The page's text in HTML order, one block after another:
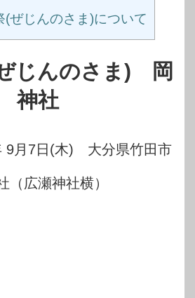
(ぜじんのさま)について
じんのさま) 岡
神社
9月7日(木) 大分県竹田市
（広瀬神社横）